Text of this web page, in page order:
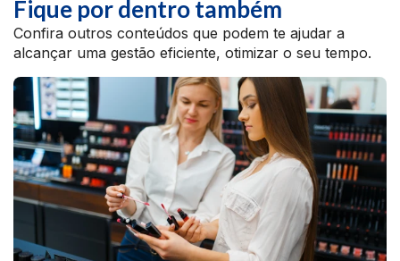
Fique por dentro também
Confira outros conteúdos que podem te ajudar a
alcançar uma gestão eficiente, otimizar o seu tempo.